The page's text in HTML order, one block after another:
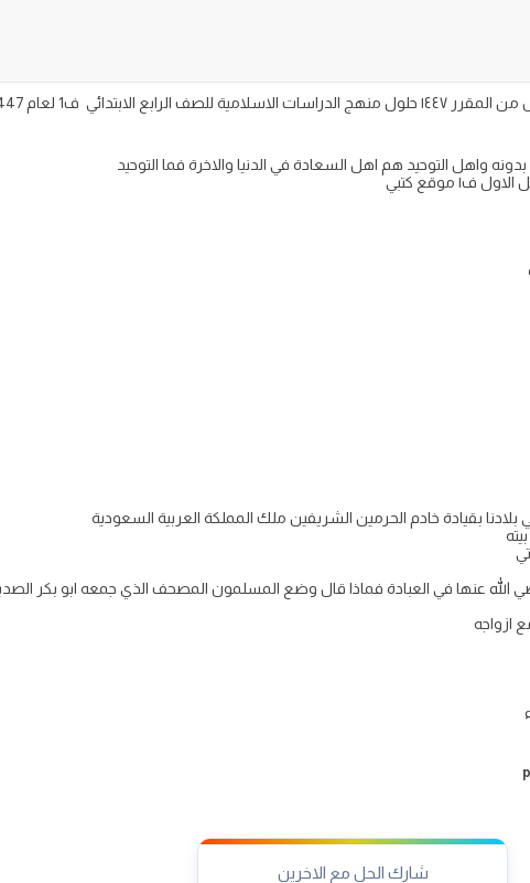
واهل التوحيد هم اهل السعادة في الدنيا والاخرة فما التوحيد
موقع كتبي
بقيادة خادم الحرمين الشريفين ملك المملكة العربية السعودية
الله عنها في العبادة فماذا قال وضع المسلمون المصحف الذي جمعه ابو بكر
ازواجه
شارك الحل مع الاخرين